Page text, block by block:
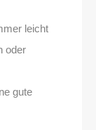
leicht
oder
gute